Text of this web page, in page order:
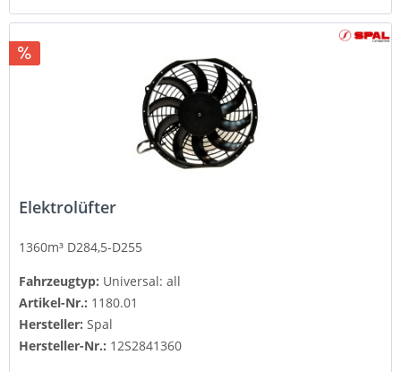
Elektrolüfter
1360m³ D284,5-D255
Fahrzeugtyp: Universal: all
Artikel-Nr.: 1180.01
Hersteller:Spal
Hersteller-Nr.: 12S2841360